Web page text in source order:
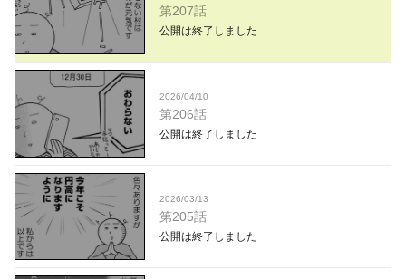
第207話
公開は終了しました
2026/04/10
第206話
公開は終了しました
2026/03/13
第205話
公開は終了しました